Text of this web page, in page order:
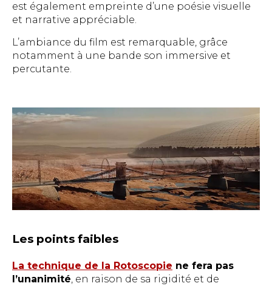
est également empreinte d’une poésie visuelle
et narrative appréciable.
L’ambiance du film est remarquable, grâce
notamment à une bande son immersive et
percutante.
Les points faibles
La technique de la Rotoscopie ne fera pas
l’unanimité, en raison de sa rigidité et de